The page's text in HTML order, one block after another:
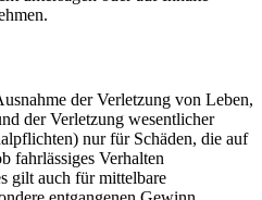
der Verletzung von Leben,
der Verletzung wesentlicher
nur für Schäden, die auf
fahrlässiges Verhalten
gilt auch für mittelbare